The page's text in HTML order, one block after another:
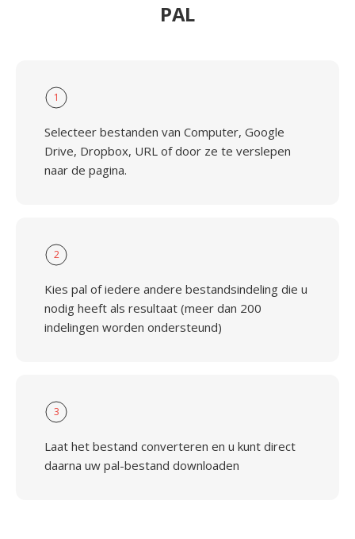
PAL
1
Selecteer bestanden van Computer, Google
Drive, Dropbox, URL of door ze te verslepen
naar de pagina.
2
Kies pal of iedere andere bestandsindeling die u
nodig heeft als resultaat (meer dan 200
indelingen worden ondersteund)
3
Laat het bestand converteren en u kunt direct
daarna uw pal-bestand downloaden